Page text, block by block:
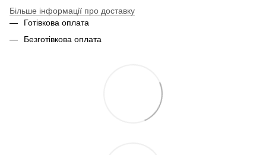
Більше інформації про доставку
Готівкова оплата
Безготівкова оплата